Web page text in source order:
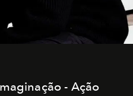
- Ação